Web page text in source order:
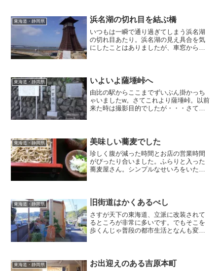
東海道・静岡県 浜名湖の切れ目を結ぶ橋
いつもは一瞬で通り過ぎてしまう浜名湖
の切れ目あたり。浜名湖の見え具合を気
にしたことはありましたが、車窓から見
ゃ、ね。
東海道・静岡県 いよいよ薩埵峠へ
由比の駅からここまでずいぶん掛かっち
ゃいましたw。さてこれより薩埵峠。以前
来た時は撮影目的でしたが・・・さて徒
東海道・静岡県 美味しい蕎麦でした
珍しく腹が減った時間とお店の営業時間
がぴったり合いました。ふらりと入った
蕎麦屋さん。シンプルなせいろをいただ
東海道・静岡県 旧街道はかくあるべし
さすが天下の東海道、立派に改装されて
るところが非常に多いです。でもそこを
歩くんじゃ普段の都市生活となんも変わ
東海道・静岡県 お出迎えのある吉原本町